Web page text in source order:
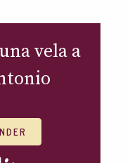
vela a